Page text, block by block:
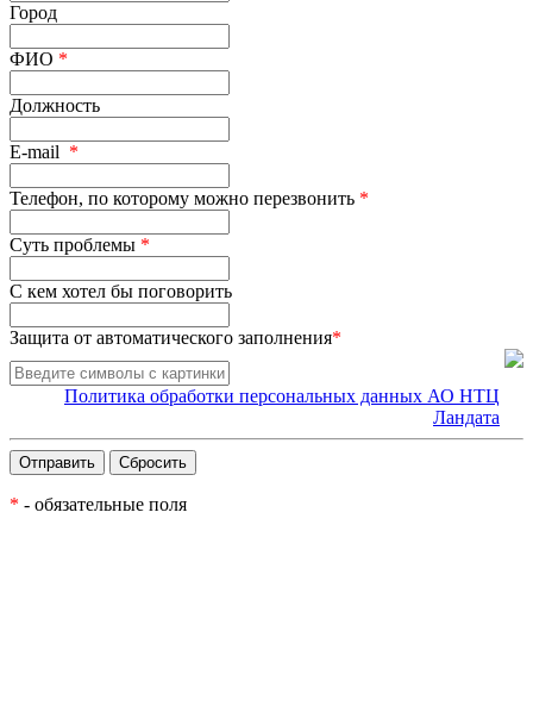
Город
ФИО *
Должность
E-mail *
Телефон, по которому можно перезвонить *
Суть проблемы *
С кем хотел бы поговорить
Защита от автоматического заполнения*
Политика обработки персональных данных АО НТЦ
Ландата
* - обязательные поля